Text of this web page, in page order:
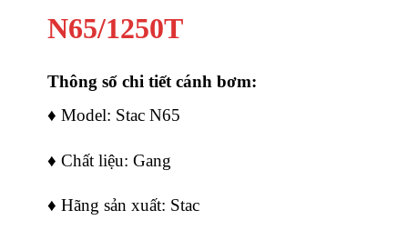
N65/1250T
Thông số chi tiết cánh bơm:
♦ Model: Stac N65
♦ Chất liệu: Gang
♦ Hãng sản xuất: Stac